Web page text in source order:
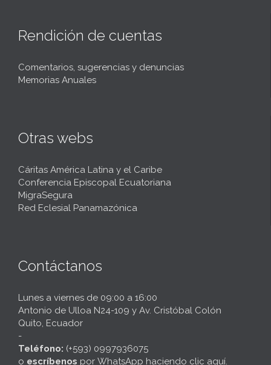
Rendición de cuentas
Comentarios, sugerencias y denuncias
Memorias Anuales
Otras webs
Cáritas América Latina y el Caribe
Conferencia Episcopal Ecuatoriana
MigraSegura
Red Eclesial Panamazónica
Contáctanos
Lunes a viernes de 09:00 a 16:00
Antonio de Ulloa N24-109 y Av. Cristóbal Colón
Quito, Ecuador
-
Teléfono: (+593) 0997936075
o escríbenos por WhatsApp haciendo clic aquí